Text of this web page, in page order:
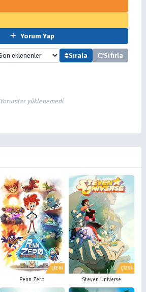
Yorum Yap
Sırala Sıfırla
Yorumlar yüklenemedi.
ÇİZGİ
Penn Zero
ÇİZGİ
Steven Universe